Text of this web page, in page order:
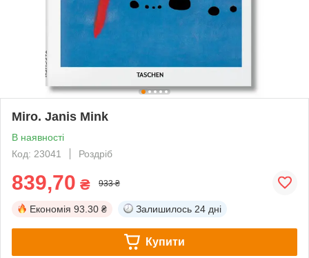
Miro. Janis Mink
В наявності
Код: 23041
Роздріб
839,70 ₴ 933 ₴
Економія 93.30 ₴ Залишилось 24 дні
Купити